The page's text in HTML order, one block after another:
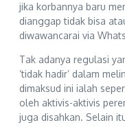
jika korbannya baru
dianggap tidak bisa
diwawancarai via
Tak adanya regulasi
‘tidak hadir’ dalam
dimaksud ini ialah
oleh aktivis-aktivis
juga disahkan. Selain